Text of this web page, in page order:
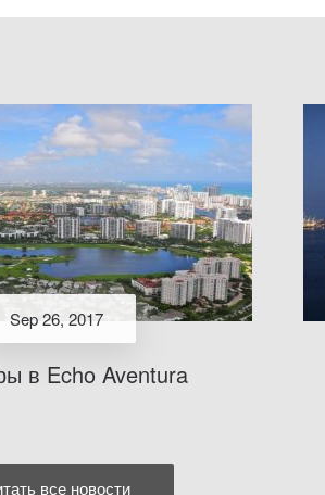
Sep 26, 2017
в Echo Aventura
все новости